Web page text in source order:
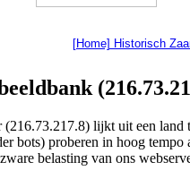
[Home] Historisch
lijkt uit een land
bots) proberen in hoog tempo
belasting van ons